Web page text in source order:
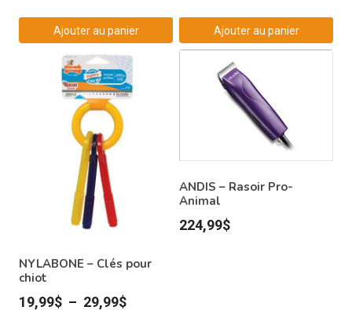
Ajouter au panier Ajouter au panier
NYLABONE – Clés pour
chiot
19,99$ – 29,99$Plage
ANDIS – Rasoir Pro-
Animal
224,99$